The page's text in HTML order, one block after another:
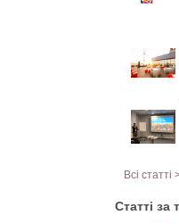
Всі статті
Статті за